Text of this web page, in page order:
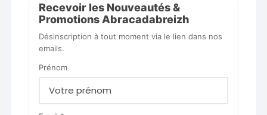
Recevoir les Nouveautés &
Promotions Abracadabreizh
Désinscription à tout moment via le lien dans nos
emails.
Prénom